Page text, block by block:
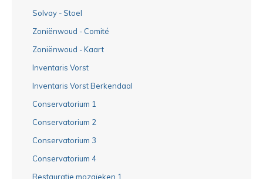
Solvay - Stoel
Zoniënwoud - Comité
Zoniënwoud - Kaart
Inventaris Vorst
Inventaris Vorst Berkendaal
Conservatorium 1
Conservatorium 2
Conservatorium 3
Conservatorium 4
Restauratie mozaïeken 1